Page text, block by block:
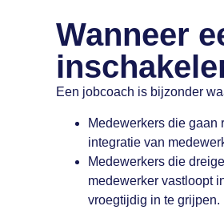
Wanneer
Een jobcoach is bijzonder
Medewerkers die gaan
integratie van
Medewerkers die
medewerker vastloopt
vroegtijdig in te grijpen.